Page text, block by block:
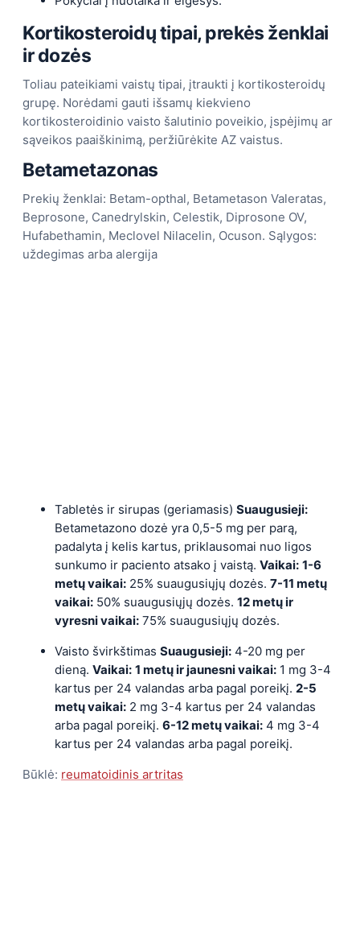
Kortikosteroidų tipai, prekės ženklai
ir dozės
Toliau pateikiami vaistų tipai, įtraukti į kortikosteroidų
grupę. Norėdami gauti išsamų kiekvieno
kortikosteroidinio vaisto šalutinio poveikio, įspėjimų ar
sąveikos paaiškinimą, peržiūrėkite AZ vaistus.
Betametazonas
Prekių ženklai: Betam-opthal, Betametason Valeratas,
Beprosone, Canedrylskin, Celestik, Diprosone OV,
Hufabethamin, Meclovel Nilacelin, Ocuson. Sąlygos:
uždegimas arba alergija
Tabletės ir sirupas (geriamasis) Suaugusieji:
Betametazono dozė yra 0,5-5 mg per parą,
padalyta į kelis kartus, priklausomai nuo ligos
sunkumo ir paciento atsako į vaistą. Vaikai: 1-6
metų vaikai: 25% suaugusiųjų dozės. 7-11 metų
vaikai: 50% suaugusiųjų dozės. 12 metų ir
vyresni vaikai: 75% suaugusiųjų dozės.
Vaisto švirkštimas Suaugusieji: 4-20 mg per
dieną. Vaikai: 1 metų ir jaunesni vaikai: 1 mg 3-4
kartus per 24 valandas arba pagal poreikį. 2-5
metų vaikai: 2 mg 3-4 kartus per 24 valandas
arba pagal poreikį. 6-12 metų vaikai: 4 mg 3-4
kartus per 24 valandas arba pagal poreikį.
Būklė: reumatoidinis artritas